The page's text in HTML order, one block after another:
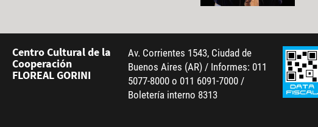
Centro Cultural de la
Cooperación
FLOREAL GORINI
Av. Corrientes 1543, Ciudad de
Buenos Aires (AR) / Informes: 011
5077-8000 o 011 6091-7000 /
Boletería interno 8313